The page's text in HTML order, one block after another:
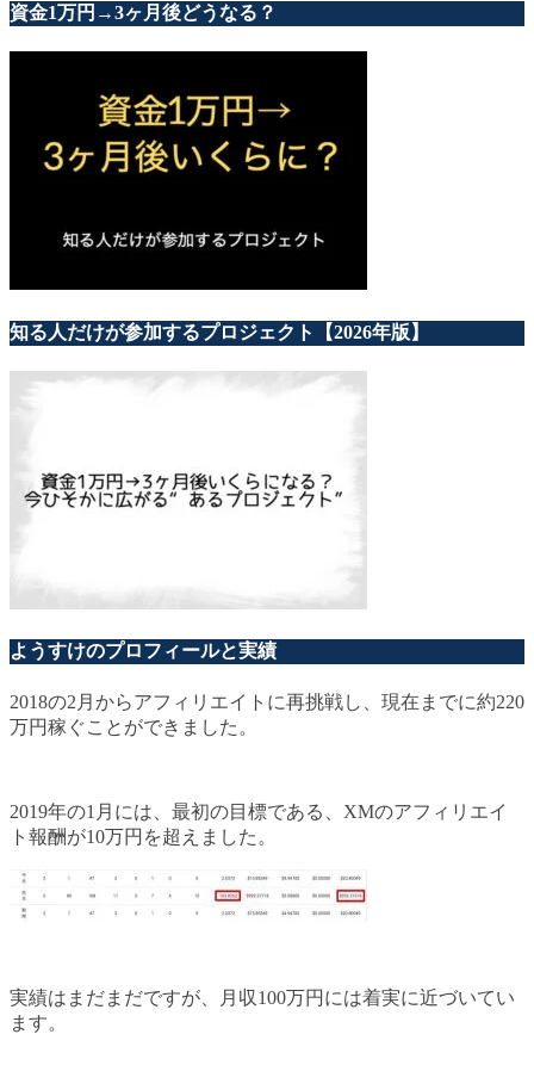
資金1万円→3ヶ月後どうなる？
知る人だけが参加するプロジェクト【2026年版】
ようすけのプロフィールと実績
2018の2月からアフィリエイトに再挑戦し、現在までに約220
万円稼ぐことができました。
2019年の1月には、最初の目標である、XMのアフィリエイ
ト報酬が10万円を超えました。
実績はまだまだですが、月収100万円には着実に近づいてい
ます。